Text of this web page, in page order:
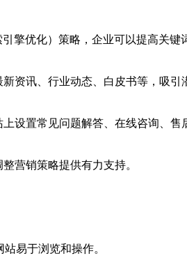
擎优化）策略，企业可以提高关键
资讯、行业动态、白皮书等，吸引
设置常见问题解答、在线咨询、售
营销策略提供有力支持。
易于浏览和操作。